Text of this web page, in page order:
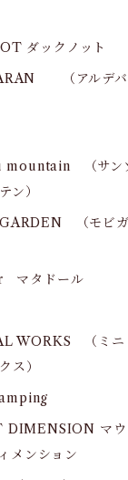
ダックノット
（アルデバ
mountain （サン
ン）
（モビガ
マタドール
WORKS （ミニ
ス）
DIMENSION マウ
メンション